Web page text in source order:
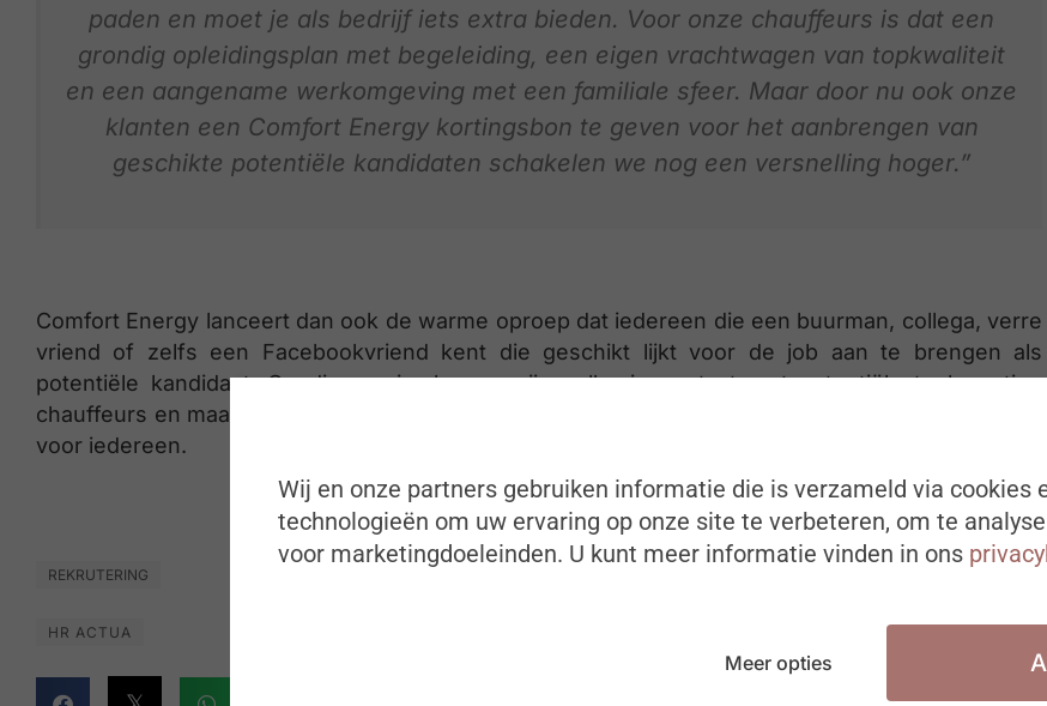
paden en moet je als bedrijf iets extra bieden. Voor onze chauffeurs is dat een
grondig opleidingsplan met begeleiding, een eigen vrachtwagen van topkwaliteit
en een aangename werkomgeving met een familiale sfeer. Maar door nu ook onze
klanten een Comfort Energy kortingsbon te geven voor het aanbrengen van
geschikte potentiële kandidaten schakelen we nog een versnelling hoger.”
Comfort Energy lanceert dan ook de warme oproep dat iedereen die een buurman, collega, verre
vriend of zelfs een Facebookvriend kent die geschikt lijkt voor de job aan te brengen als
potentiële kandidaat. Op die manier komen zij sneller in contact met potentiële toekomstige
chauffeurs en maakt de aanbrenger kans op de kortingsbon van 1.000 euro. Kortom een win-win
voor iedereen.
REKRUTERING
HR ACTUA
Wij en onze partners gebruiken informatie die is verzameld via cookies
technologieën om uw ervaring op onze site te verbeteren, om te
voor marketingdoeleinden. U kunt meer informatie vinden in ons
Meer opties